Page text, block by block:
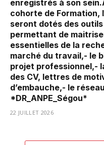
enregistrés à son
cohorte de
seront dotés des
permettant de
essentielles de la
marché du travail,- le
projet professionnel,-
des CV, lettres de
d’embauche,- le
*DR_ANPE_Ségou*
22 JUILLET 2026